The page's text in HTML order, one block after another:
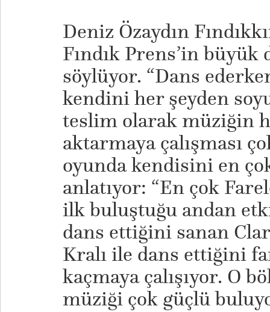
Deniz Özaydın
Fındık Prens’in büyük
söylüyor. “Dans
kendini her şeyden
teslim olarak müziğin
aktarmaya çalışması
oyunda kendisini en
anlatıyor: “En çok
ilk buluştuğu andan
dans ettiğini sanan
Kralı ile dans ettiğini
kaçmaya çalışıyor. O
müziği çok güçlü